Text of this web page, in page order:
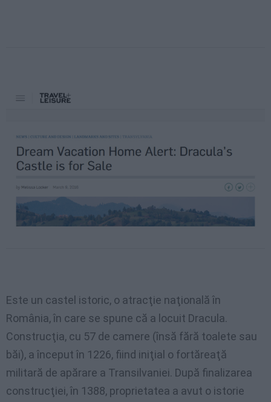
Este un castel istoric, o atracţie naţională în
România, în care se spune că a locuit Dracula.
Construcţia, cu 57 de camere (însă fără toalete sau
băi), a început în 1226, fiind iniţial o fortăreaţă
militară de apărare a Transilvaniei. După finalizarea
construcţiei, în 1388, proprietatea a avut o istorie